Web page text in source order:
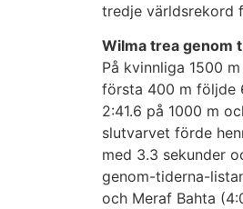
tredje världsrekord
Wilma trea genom
På kvinnliga 1500
första 400 m följde
2:41.6 på 1000 m
slutvarvet förde
med 3.3 sekunder
genom-tiderna-
och Meraf Bahta